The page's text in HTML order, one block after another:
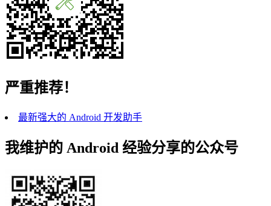
严重推荐！
最新强大的 Android 开发助手
我维护的 Android 经验分享的公众号